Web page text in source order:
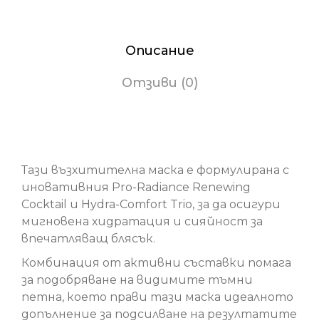
Описание
Отзиви (0)
Тази възхитителна маска е формулирана с
иновативния Pro-Radiance Renewing
Cocktail и Hydra-Comfort Trio, за да осигури
мигновена хидратация и сияйност за
впечатляващ блясък.
Комбинация от активни съставки помага
за подобряване на видимите тъмни
петна, което прави тази маска идеалното
допълнение за подсилване на резултатите